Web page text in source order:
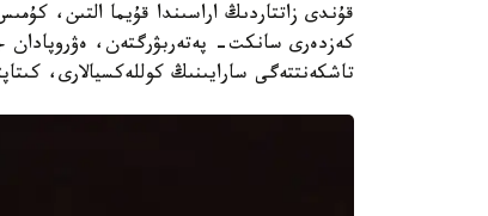
قۇندى زاتتاردىڭ اراسىندا قۇيما التىن،
كەزدەرى سانكت- پەتەربۋرگتەن، ەۋروپادان
تاشكەنتتەگى سارايىنىڭ كوللەكسيالارى،